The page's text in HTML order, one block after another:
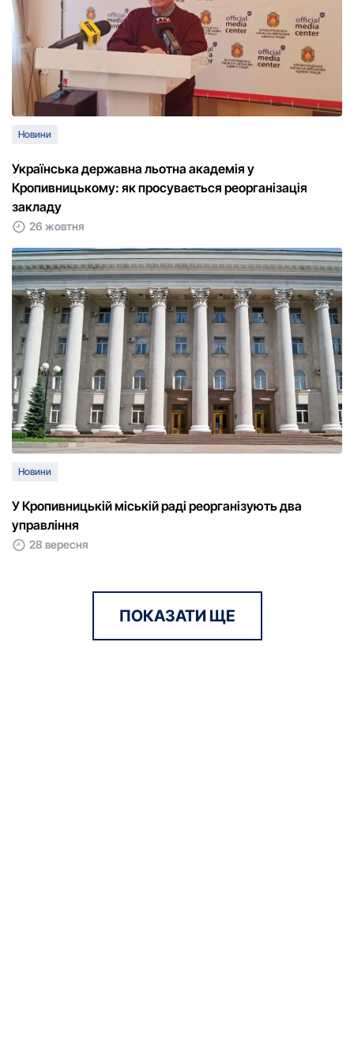
Новини
Українська державна льотна академія у
Кропивницькому: як просувається реорганізація
закладу
26 жовтня
Новини
У Кропивницькій міській раді реорганізують два
управління
28 вересня
ПОКАЗАТИ ЩЕ